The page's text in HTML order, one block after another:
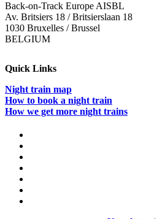
Back-on-Track Europe AISBL
Av. Britsiers 18 / Britsierslaan 18
1030 Bruxelles / Brussel
BELGIUM
Quick Links
Night train map
How to book a night train
How we get more night trains